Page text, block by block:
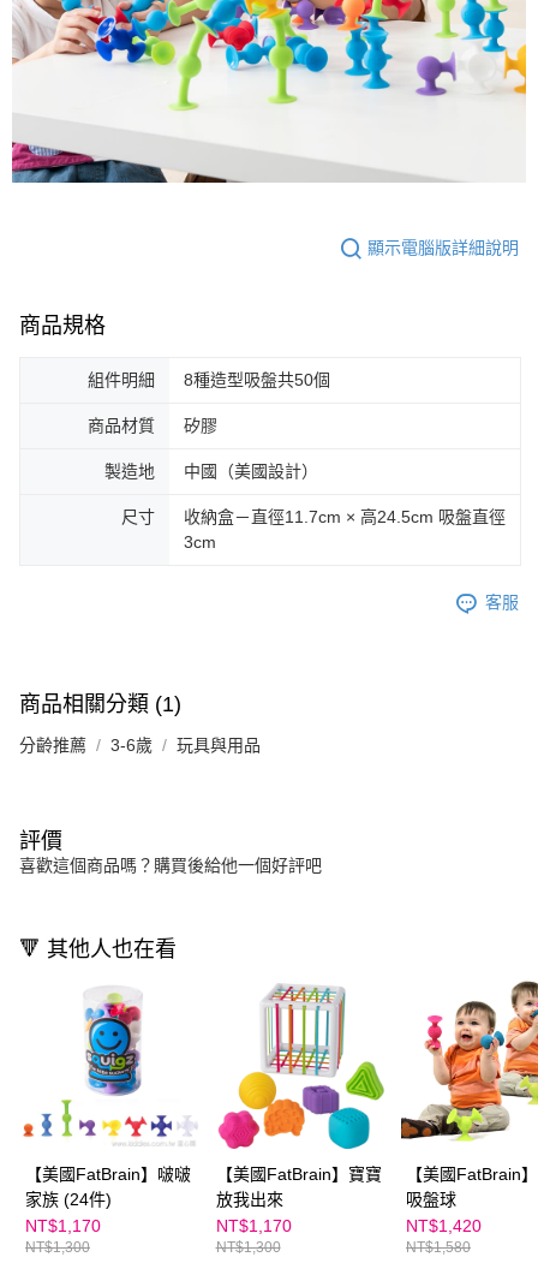
顯示電腦版詳細說明
商品規格
組件明細 8種造型吸盤共50個
商品材質 矽膠
製造地 中國（美國設計）
尺寸
收納盒－直徑11.7cm × 高24.5cm 吸盤直徑
3cm
客服
商品相關分類 (1)
分齡推薦 3-6歲 玩具與用品
評價
喜歡這個商品嗎？購買後給他一個好評吧
🔻 其他人也在看
【美國FatBrain】啵啵
家族 (24件)
NT$1,170
NT$1,300
【美國FatBrain】寶寶
放我出來
NT$1,170
NT$1,300
【美國FatBrain
吸盤球
NT$1,420
NT$1,580